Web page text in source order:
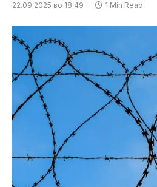
22.09.2025 во 18:49 1 Min Read